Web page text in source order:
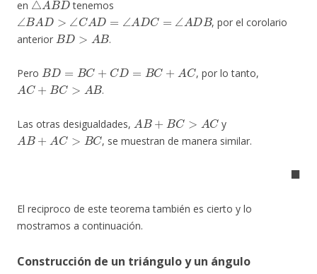
en
tenemos
∠BAD>∠ CAD=∠A C = ∠ A
, por el corolario
anterior
BD>AB
.
Pero
BD= C+ CD BC+
, por lo tanto,
AC+ BC> A
.
Las otras desigualdades,
A B+ C> A
y
AB+AC>BC
, se muestran de manera similar.
◼
El reciproco de este teorema también es cierto y lo
mostramos a continuación.
Construcción de un triángulo y un ángulo